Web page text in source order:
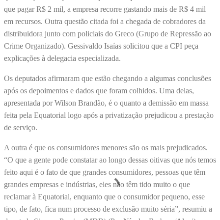
que pagar R$ 2 mil, a empresa recorre gastando mais de R$ 4 mil
em recursos. Outra questão citada foi a chegada de cobradores da
distribuidora junto com policiais do Greco (Grupo de Repressão ao
Crime Organizado). Gessivaldo Isaías solicitou que a CPI peça
explicações à delegacia especializada.
Os deputados afirmaram que estão chegando a algumas conclusões
após os depoimentos e dados que foram colhidos. Uma delas,
apresentada por Wilson Brandão, é o quanto a demissão em massa
feita pela Equatorial logo após a privatização prejudicou a prestação
de serviço.
A outra é que os consumidores menores são os mais prejudicados.
“O que a gente pode constatar ao longo dessas oitivas que nós temos
feito aqui é o fato de que grandes consumidores, pessoas que têm
grandes empresas e indústrias, eles não têm tido muito o que
reclamar à Equatorial, enquanto que o consumidor pequeno, esse
tipo, de fato, fica num processo de exclusão muito séria”, resumiu a